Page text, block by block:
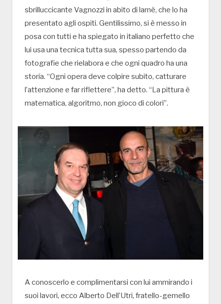
sbrilluccicante Vagnozzi in abito di lamè, che lo ha
presentato agli ospiti. Gentilissimo, si è messo in
posa con tutti e ha spiegato in italiano perfetto che
lui usa una tecnica tutta sua, spesso partendo da
fotografie che rielabora e che ogni quadro ha una
storia. “Ogni opera deve colpire subito, catturare
l’attenzione e far riflettere”, ha detto. “La pittura è
matematica, algoritmo, non gioco di colori”.
A conoscerlo e complimentarsi con lui ammirando i
suoi lavori, ecco Alberto Dell’Utri, fratello-gemello